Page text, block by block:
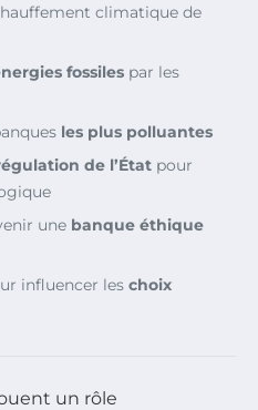
climatique de
fossiles par les
les plus polluantes
de l’État pour
une banque éthique
influencer les choix
un rôle